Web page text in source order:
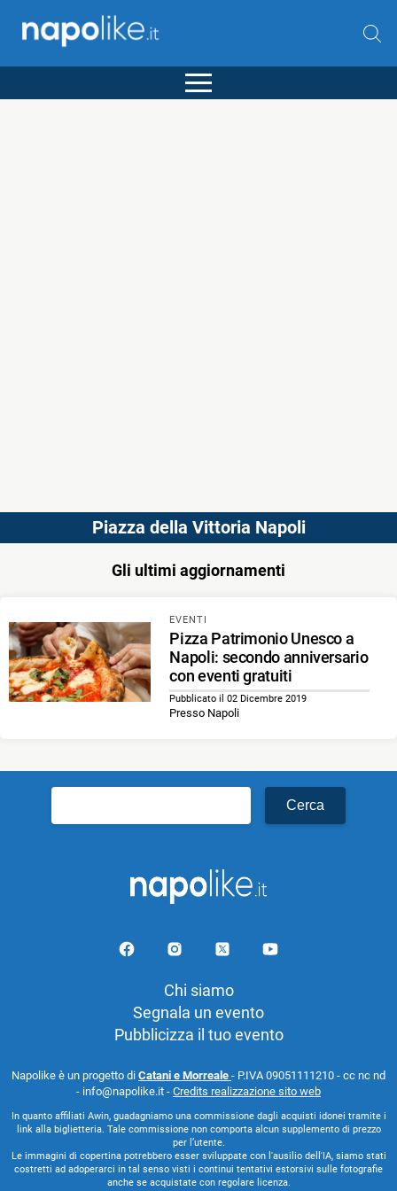
Piazza della Vittoria Napoli
Gli ultimi aggiornamenti
EVENTI
Pizza Patrimonio Unesco a
Napoli: secondo anniversario
con eventi gratuiti
Pubblicato il 02 Dicembre 2019
Presso Napoli
per:
Chi siamo
Segnala un evento
Pubblicizza il tuo evento
Napolike è un progetto di Catani e Morreale - P.IVA 09051111210 - cc nc nd
- info@napolike.it - Credits realizzazione sito web
In quanto affiliati Awin, guadagniamo una commissione dagli acquisti idonei tramite i
link alla biglietteria. Tale commissione non comporta alcun supplemento di prezzo
per l’utente.
Le immagini di copertina potrebbero esser sviluppate con l'ausilio dell'IA, siamo stati
costretti ad adoperarci in tal senso visti i continui tentativi estorsivi sulle fotografie
anche se acquistate con regolare licenza.